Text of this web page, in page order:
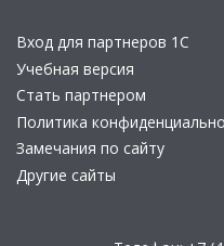
Вход для партнеров 1С
Учебная версия
Стать партнером
Политика
Замечания по сайту
Другие сайты